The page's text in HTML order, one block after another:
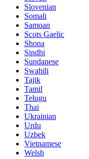
Slovenian
Somali
Samoan
Scots Gaelic
Shona
Sindhi
Sundanese
Swahili
Tajik
Tamil
Telugu
Thai
Ukrainian
Urdu
Uzbek
Vietnamese
Welsh